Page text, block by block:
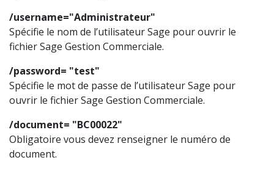
/username="Administrateur"
Spécifie le nom de l’utilisateur Sage pour ouvrir le
fichier Sage Gestion Commerciale.
/password= "test"
Spécifie le mot de passe de l’utilisateur Sage pour
ouvrir le fichier Sage Gestion Commerciale.
/document= "BC00022"
Obligatoire vous devez renseigner le numéro de
document.